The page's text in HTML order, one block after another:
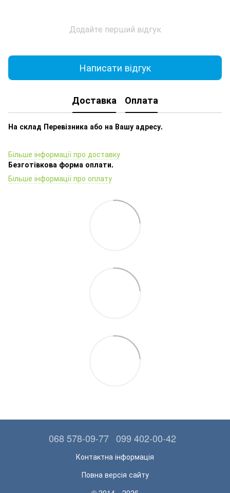
Додайте перший відгук
Написати відгук
Доставка Оплата
На склад Перевізника або на Вашу адресу.
Більше інформації про доставку
Безготівкова форма оплати.
Більше інформації про оплату
068 578-09-77 099 402-00-42
Контактна інформація
Повна версія сайту